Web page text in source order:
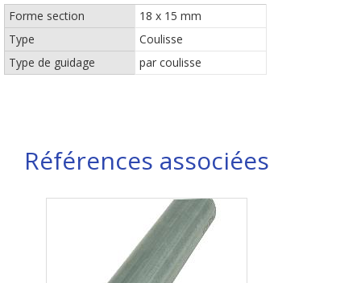
Forme section
18 x 15 mm
Type
Coulisse
Type de guidage
par coulisse
Références associées